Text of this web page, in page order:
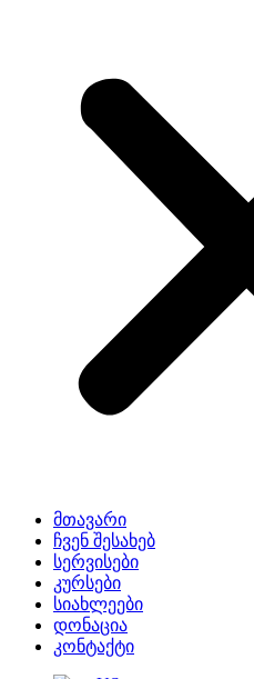
მთავარი
ჩვენ შესახებ
სერვისები
კურსები
სიახლეები
დონაცია
კონტაქტი